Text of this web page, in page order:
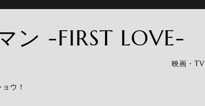
ン -FIRST LOVE-
映画・TV
ウ！